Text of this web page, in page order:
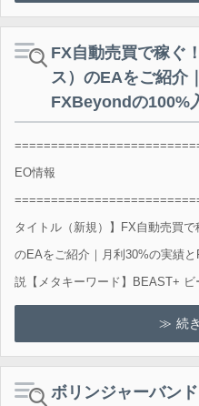
FX自動売買で稼ぐ
ス）のEAをご紹介
FXBeyondの100%
EO情報
タイトル（新規）】FX自動売買
のEAをご紹介｜月利30%の実績
説【メタキーワード】BEAST+ ビ
続
ボリンジャーバン